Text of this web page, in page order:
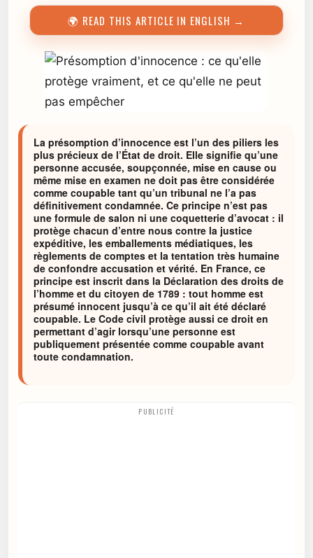
🌍 READ THIS ARTICLE IN ENGLISH →
La présomption d’innocence est l’un des piliers les
plus précieux de l’État de droit. Elle signifie qu’une
personne accusée, soupçonnée, mise en cause ou
même mise en examen ne doit pas être considérée
comme coupable tant qu’un tribunal ne l’a pas
définitivement condamnée. Ce principe n’est pas
une formule de salon ni une coquetterie d’avocat : il
protège chacun d’entre nous contre la justice
expéditive, les emballements médiatiques, les
règlements de comptes et la tentation très humaine
de confondre accusation et vérité. En France, ce
principe est inscrit dans la Déclaration des droits de
l’homme et du citoyen de 1789 : tout homme est
présumé innocent jusqu’à ce qu’il ait été déclaré
coupable. Le Code civil protège aussi ce droit en
permettant d’agir lorsqu’une personne est
publiquement présentée comme coupable avant
toute condamnation.
PUBLICITÉ